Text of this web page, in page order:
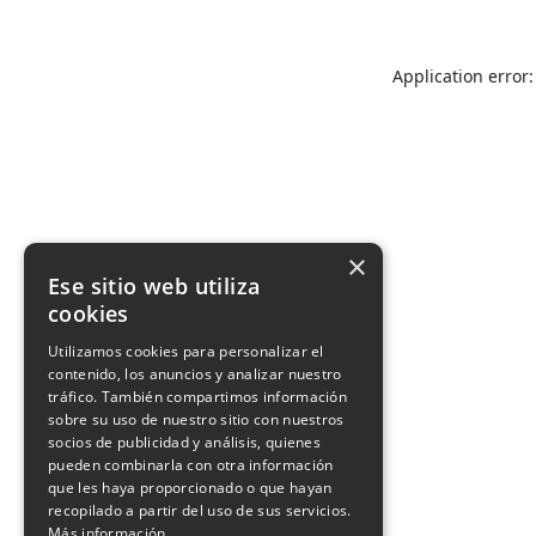
Application
×
Ese sitio web utiliza
cookies
Utilizamos cookies para personalizar el
contenido, los anuncios y analizar nuestro
tráfico. También compartimos información
sobre su uso de nuestro sitio con nuestros
socios de publicidad y análisis, quienes
pueden combinarla con otra información
que les haya proporcionado o que hayan
recopilado a partir del uso de sus servicios.